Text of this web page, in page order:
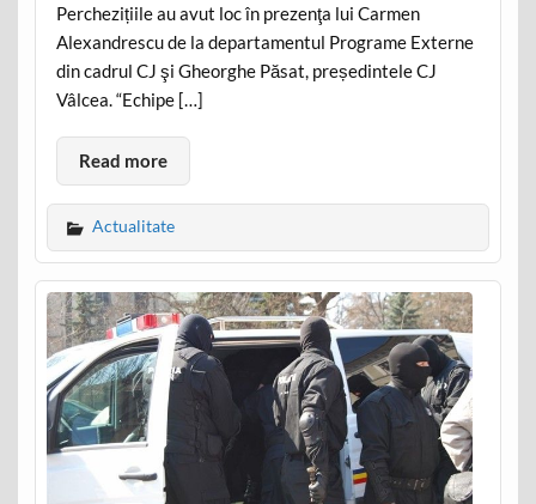
Perchezițiile au avut loc în prezenţa lui Carmen
Alexandrescu de la departamentul Programe Externe
din cadrul CJ şi Gheorghe Păsat, președintele CJ
Vâlcea. “Echipe […]
Read more
Actualitate